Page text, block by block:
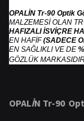
OPALİN Tr-90 Optik
MALZEMESİ OLAN
HAFIZALI İSVİÇRE
EN HAFİF(SADECE
EN SAĞLIKLI VE DE
GÖZLÜK
OPALİN Tr-90